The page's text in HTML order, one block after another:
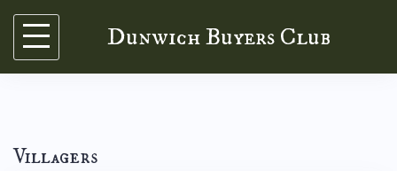
Skip
content
Dunwich Buyers Club
Villagers